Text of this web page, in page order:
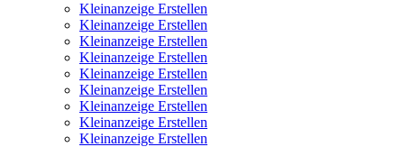
Kleinanzeige Erstellen
Kleinanzeige Erstellen
Kleinanzeige Erstellen
Kleinanzeige Erstellen
Kleinanzeige Erstellen
Kleinanzeige Erstellen
Kleinanzeige Erstellen
Kleinanzeige Erstellen
Kleinanzeige Erstellen